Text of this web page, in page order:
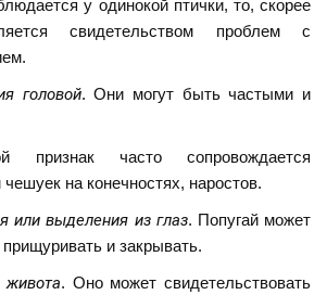
у одинокой птички, то, скорее
свидетельством проблем с
головой. Они могут быть частыми и
признак часто сопровождается
на конечностях, наростов.
или выделения из глаз. Попугай может
и закрывать.
живота. Оно может свидетельствовать